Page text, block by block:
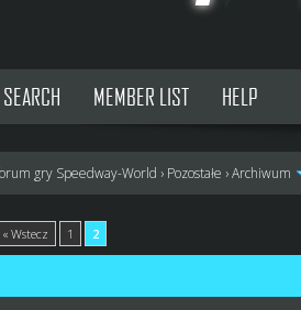
SEARCH MEMBER LIST HELP
gry Speedway-World › Pozostałe ›Archiwum
« Wstecz 1 2